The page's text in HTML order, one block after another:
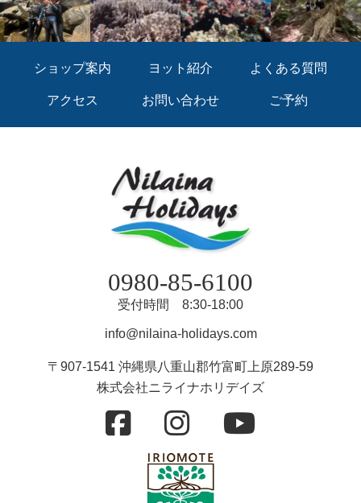
ショップ案内 ヨット紹介 よくある質問
アクセス お問い合わせ ご予約
0980-85-6100
受付時間 8:30-18:00
info@nilaina-holidays.com
〒907-1541 沖縄県八重山郡竹富町上原289-59
株式会社ニライナホリデイズ